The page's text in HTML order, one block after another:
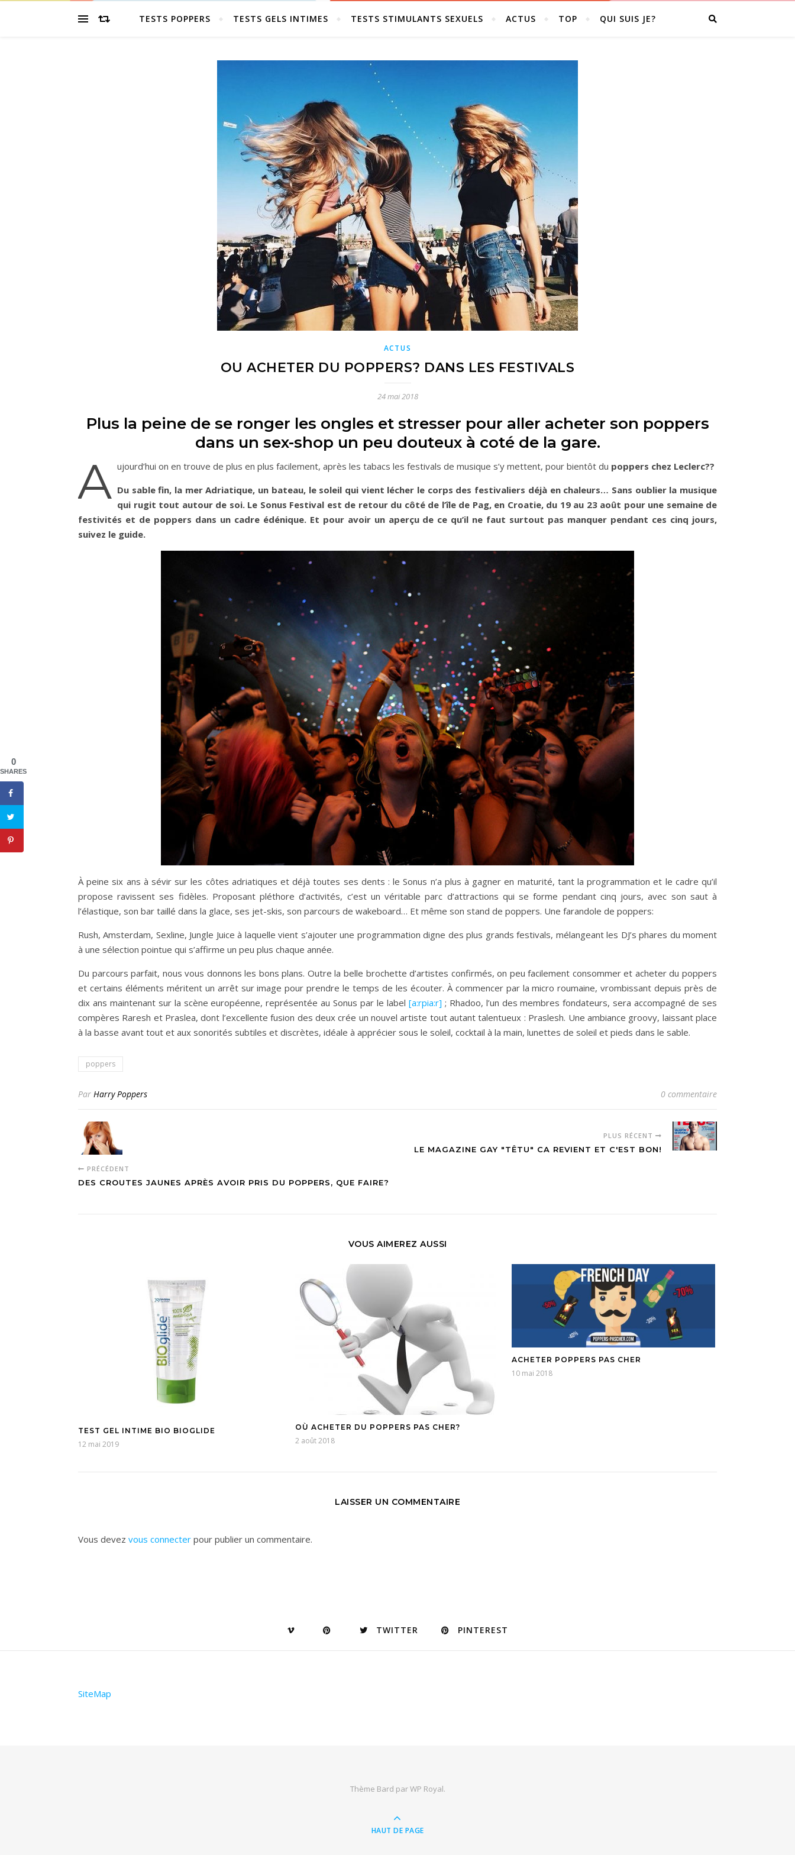
TESTS POPPERS TESTS GELS INTIMES TESTS STIMULANTS SEXUELS ACTUS TOP QUI SUIS JE?
ACTUS
OU ACHETER DU POPPERS? DANS LES FESTIVALS
24 mai 2018
Plus la peine de se ronger les ongles et stresser pour aller acheter son poppers
dans un sex-shop un peu douteux à coté de la gare.
A ujourd’hui on en trouve de plus en plus facilement, après les tabacs les festivals de musique s’y mettent, pour bientôt du poppers chez Leclerc??
Du sable fin, la mer Adriatique, un bateau, le soleil qui vient lécher le corps des festivaliers déjà en chaleurs… Sans oublier la musique
qui rugit tout autour de soi. Le Sonus Festival est de retour du côté de l’île de Pag, en Croatie, du 19 au 23 août pour une semaine de
festivités et de poppers dans un cadre édénique. Et pour avoir un aperçu de ce qu’il ne faut surtout pas manquer pendant ces cinq jours,
suivez le guide.
À peine six ans à sévir sur les côtes adriatiques et déjà toutes ses dents : le Sonus n’a plus à gagner en maturité, tant la programmation et le cadre qu’il
propose ravissent ses fidèles. Proposant pléthore d’activités, c’est un véritable parc d’attractions qui se forme pendant cinq jours, avec son saut à
l’élastique, son bar taillé dans la glace, ses jet-skis, son parcours de wakeboard… Et même son stand de poppers. Une farandole de poppers:
Rush, Amsterdam, Sexline, Jungle Juice à laquelle vient s’ajouter une programmation digne des plus grands festivals, mélangeant les DJ’s phares du moment
à une sélection pointue qui s’affirme un peu plus chaque année.
Du parcours parfait, nous vous donnons les bons plans. Outre la belle brochette d’artistes confirmés, on peu facilement consommer et acheter du poppers
et certains éléments méritent un arrêt sur image pour prendre le temps de les écouter. À commencer par la micro roumaine, vrombissant depuis près de
dix ans maintenant sur la scène européenne, représentée au Sonus par le label [a:rpia:r] ; Rhadoo, l’un des membres fondateurs, sera accompagné de ses
compères Raresh et Praslea, dont l’excellente fusion des deux crée un nouvel artiste tout autant talentueux : Praslesh. Une ambiance groovy, laissant place
à la basse avant tout et aux sonorités subtiles et discrètes, idéale à apprécier sous le soleil, cocktail à la main, lunettes de soleil et pieds dans le sable.
poppers
Par Harry Poppers 0 commentaire
PRÉCÉDENT
DES CROUTES JAUNES APRÈS AVOIR PRIS DU POPPERS, QUE FAIRE?
PLUS RÉCENT
LE MAGAZINE GAY "TÊTU" CA REVIENT ET C'EST BON!
VOUS AIMEREZ AUSSI
TEST GEL INTIME BIO BIOGLIDE
12 mai 2019
OÙ ACHETER DU POPPERS PAS CHER?
2 août 2018
ACHETER POPPERS PAS CHER
10 mai 2018
LAISSER UN COMMENTAIRE
Vous devez vous connecter pour publier un commentaire.
TWITTER PINTEREST
SiteMap
Thème Bard parWP Royal.
HAUT DE PAGE
0
SHARES